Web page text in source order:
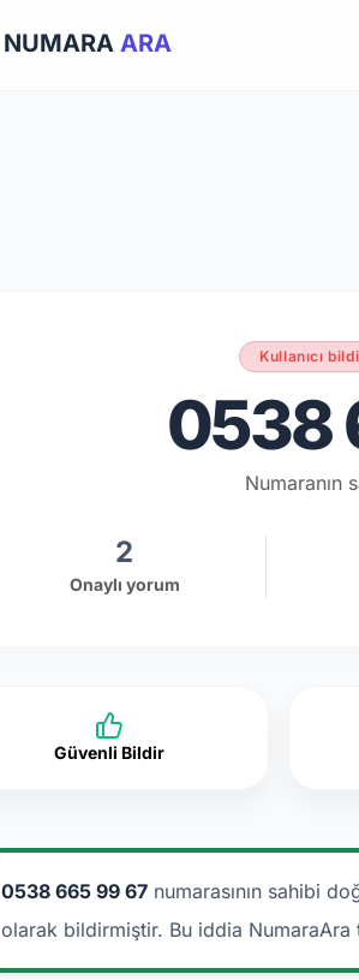
NUMARA ARA
Kullanıcı
0538
Numaranın
2
Onaylı yorum
Güvenli Bildir
0538 665 99 67 numarasının sahibi
olarak bildirmiştir. Bu iddia NumaraAra